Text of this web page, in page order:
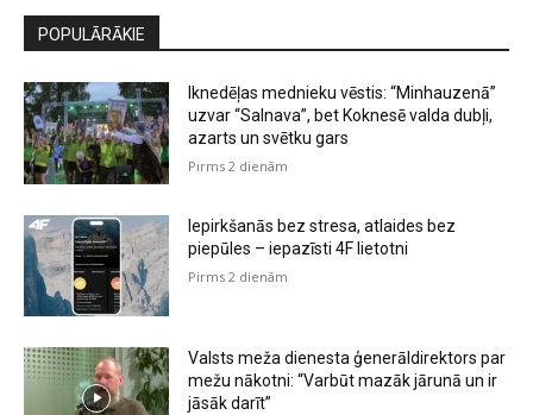
POPULĀRĀKIE
Iknedēļas mednieku vēstis: “Minhauzenā”
uzvar “Salnava”, bet Koknesē valda dubļi,
azarts un svētku gars
Pirms 2 dienām
Iepirkšanās bez stresa, atlaides bez
piepūles – iepazīsti 4F lietotni
Pirms 2 dienām
Valsts meža dienesta ģenerāldirektors par
mežu nākotni: “Varbūt mazāk jārunā un ir
jāsāk darīt”